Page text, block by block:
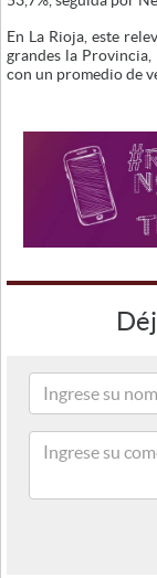
En La Rioja, este
grandes la
con un promedio de